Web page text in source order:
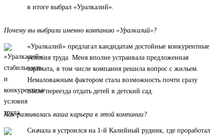
в итоге выбрал «Уралкалий».
Почему вы выбрали именно компанию «Уралкалий»?
«Уралкалий» предлагал кандидатам достойные конкурентные
условия труда. Меня вполне устраивала предложенная
зарплата, в том числе компания решила вопрос с жильем.
Немаловажным фактором стала возможность почти сразу
после переезда отдать детей в детский сад.
Как развивалась ваша карьера в этой компании?
Сначала я устроился на 1-й Калийный рудник, где проработал